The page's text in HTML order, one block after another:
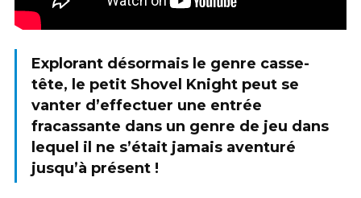
Explorant désormais le genre casse-
tête, le petit Shovel Knight peut se
vanter d’effectuer une entrée
fracassante dans un genre de jeu dans
lequel il ne s’était jamais aventuré
jusqu’à présent !